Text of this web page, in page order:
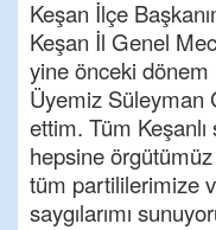
Keşan İlçe
Keşan İl Genel
yine önceki
Üyemiz Süleyman
ettim. Tüm
hepsine
tüm partililerimize
saygılarımı